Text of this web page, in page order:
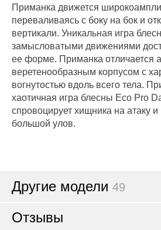
Приманка движется
переваливаясь с боку на бок и
вертикали. Уникальная игра
замысловатыми движениями
ее форме. Приманка отличается
веретенообразным корпусом с
вогнутостью вдоль всего тела.
хаотичная игра блесны Eco Pro
спровоцирует хищника на атаку
большой улов.
Другие модели 49
Отзывы